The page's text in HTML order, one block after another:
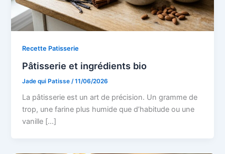
Recette Patisserie
Pâtisserie et ingrédients bio
Jade qui Patisse /11/06/2026
La pâtisserie est un art de précision. Un gramme de
trop, une farine plus humide que d’habitude ou une
vanille […]